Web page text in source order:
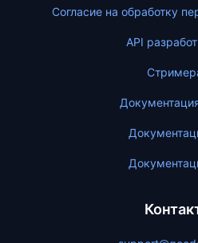
Согласие на обработку
API